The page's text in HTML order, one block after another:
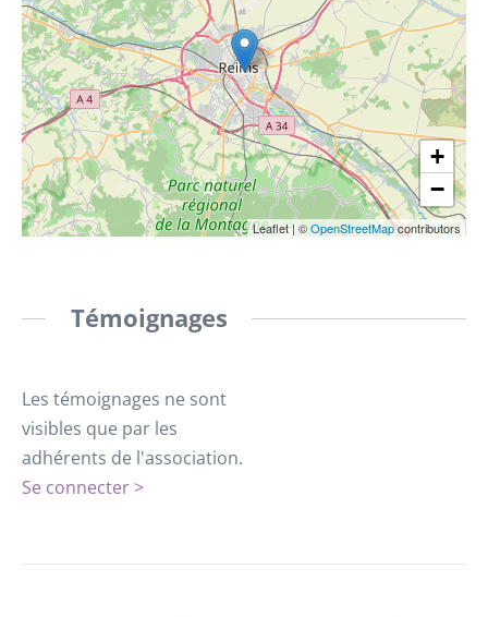
+
−
Leaflet | ©OpenStreetMapcontributors
Témoignages
Les témoignages ne sont
visibles que par les
adhérents de l'association.
Se connecter >